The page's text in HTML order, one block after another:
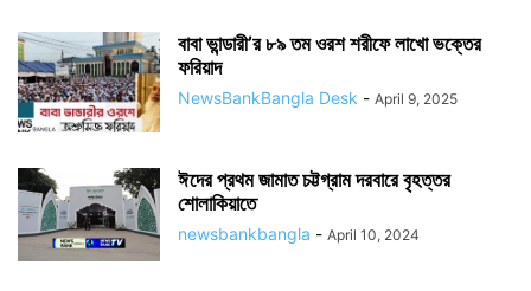
বাবা ভান্ডারী’র ৮৯ তম ওরশ শরীফে লাখো ভক্তের
ফরিয়াদ
NewsBankBangla Desk - April 9, 2025
ঈদের প্রথম জামাত চট্টগ্রাম দরবারে বৃহত্তর
শোলাকিয়াতে
newsbankbangla - April 10, 2024